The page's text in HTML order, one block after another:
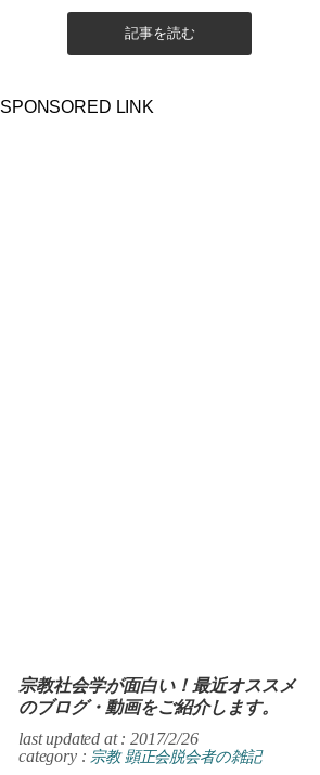
た。 顕正新聞を見ていてビックリ...
記事を読む
SPONSORED LINK
宗教社会学が面白い！最近オススメ
のブログ・動画をご紹介します。
last updated at : 2017/2/26
category : 宗教 顕正会脱会者の雑記